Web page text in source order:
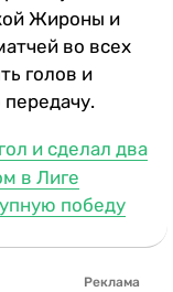
Жироны и
во всех
голов и
и сделал два
в Лиге
победу
Реклама